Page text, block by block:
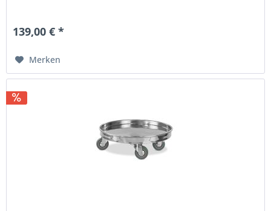
139,00 € *
Merken